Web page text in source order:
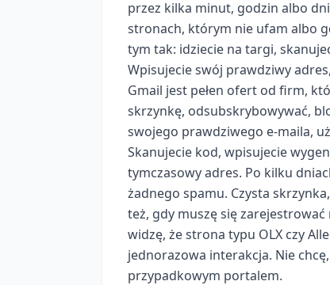
przez kilka minut, godzin albo
stronach, którym nie ufam albo
tym tak: idziecie na targi,
Wpisujecie swój prawdziwy
Gmail jest pełen ofert od firm,
skrzynkę, odsubskrybowywać,
swojego prawdziwego e-maila,
Skanujecie kod, wpisujecie
tymczasowy adres. Po kilku
żadnego spamu. Czysta
też, gdy muszę się
widzę, że strona typu OLX czy
jednorazowa interakcja. Nie
przypadkowym portalem.